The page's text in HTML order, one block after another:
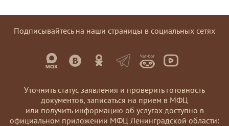
Подписывайтесь на наши страницы в социальных сетях
Уточнить статус заявления и проверить готовность
документов, записаться на прием в МФЦ
или получить информацию об услугах доступно в
официальном приложении МФЦ Ленинградской области: